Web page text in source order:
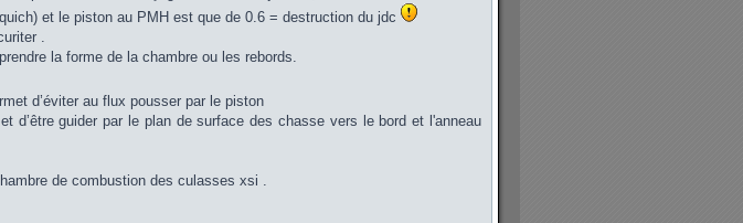
et le piston au PMH est que de 0.6 = destruction du jdc
.
la forme de la chambre ou les rebords.
d’éviter au flux pousser par le piston
d’être guider par le plan de surface des chasse vers le bord et l'anneau
de combustion des culasses xsi .